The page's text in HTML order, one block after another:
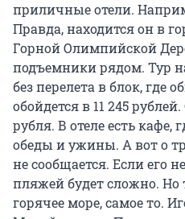
приличные отели.
Правда, находится он в
Горной Олимпийской
подъемники рядом. Тур
без перелета в блок, где
обойдется в 11 245 рублей.
рубля. В отеле есть кафе,
обеды и ужины. А вот о
не сообщается. Если его
пляжей будет сложно. Но
горячее море, самое то.